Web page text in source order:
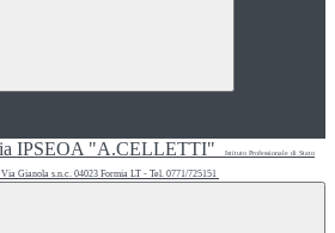
IPSEOA "A.CELLETTI" Istituto Professionale di Stato
Via Gianola s.n.c. 04023 Formia LT - Tel. 0771/725151